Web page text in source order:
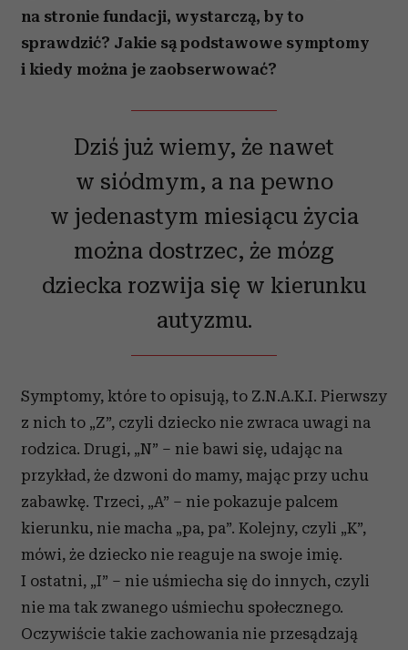
na stronie fundacji, wystarczą, by to
sprawdzić? Jakie są podstawowe symptomy
i kiedy można je zaobserwować?
Dziś już wiemy, że nawet
w siódmym, a na pewno
w jedenastym miesiącu życia
można dostrzec, że mózg
dziecka rozwija się w kierunku
autyzmu.
Symptomy, które to opisują, to Z.N.A.K.I. Pierwszy
z nich to „Z”, czyli dziecko nie zwraca uwagi na
rodzica. Drugi, „N” – nie bawi się, udając na
przykład, że dzwoni do mamy, mając przy uchu
zabawkę. Trzeci, „A” – nie pokazuje palcem
kierunku, nie macha „pa, pa”. Kolejny, czyli „K”,
mówi, że dziecko nie reaguje na swoje imię.
I ostatni, „I” – nie uśmiecha się do innych, czyli
nie ma tak zwanego uśmiechu społecznego.
Oczywiście takie zachowania nie przesądzają